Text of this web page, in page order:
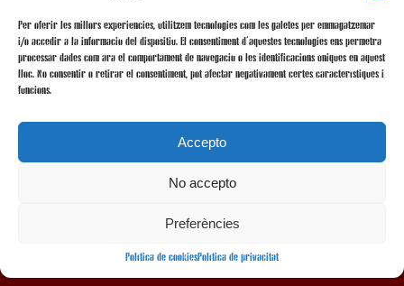
Per oferir les millors experiències, utilitzem tecnologies com les galetes per emmagatzemar
i/o accedir a la informació del dispositiu. El consentiment d'aquestes tecnologies ens permetrà
processar dades com ara el comportament de navegació o les identificacions úniques en aquest
lloc. No consentir o retirar el consentiment, pot afectar negativament certes característiques i
funcions.
Accepto
No accepto
Preferències
Política de cookiesPolítica de privacitat
AMB LA COL·LABORACIÓ